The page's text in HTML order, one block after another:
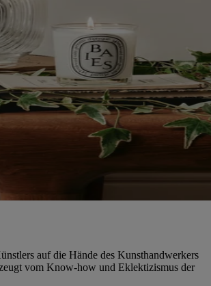
auf die Hände des Kunsthandwerkers
vom Know-how und Eklektizismus der